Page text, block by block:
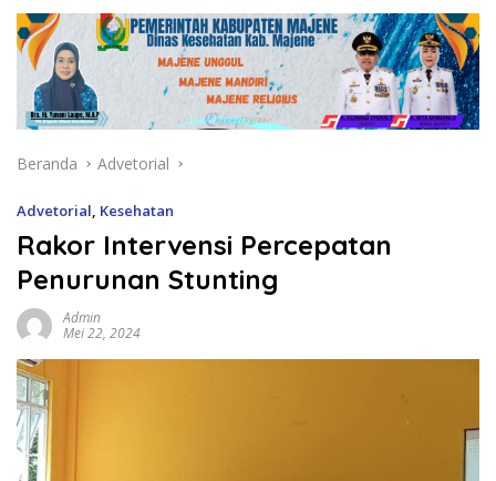
Beranda Advetorial
Advetorial Kesehatan
Rakor Intervensi Percepatan
Penurunan Stunting
Admin
Mei 22, 2024